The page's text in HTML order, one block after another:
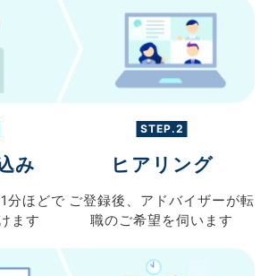
み
1分ほどで
ます
STEP.2
ヒアリング
ご登録後、 アドバイザーが転
職のご希望を伺います